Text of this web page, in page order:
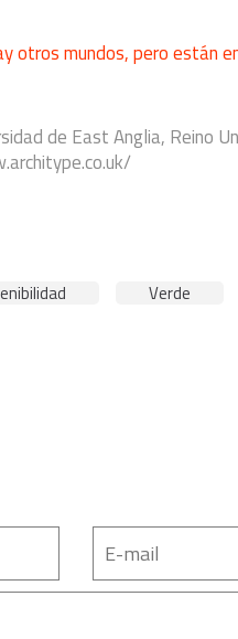
otros mundos, pero están
de East Anglia, Reino
Verde